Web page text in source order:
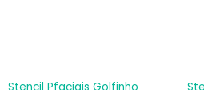
Stencil Pfaciais Golfinho